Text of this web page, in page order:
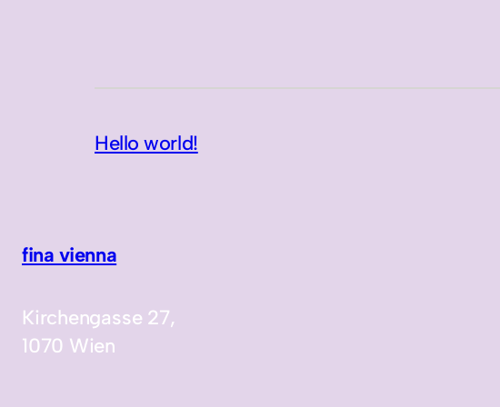
Hello world!
fina vienna
Kirchengasse 27,
1070 Wien